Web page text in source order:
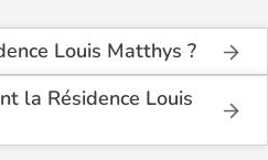
Louis Matthys ?
est une résidence
- résidence
la Résidence Louis
est située 19 Rue